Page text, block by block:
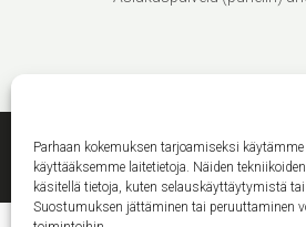
Parhaan kokemuksen tarjoamiseksi
käyttääksemme laitetietoja. Näiden
käsitellä tietoja, kuten selauskäyttäytymistä
Suostumuksen jättäminen tai peruuttaminen